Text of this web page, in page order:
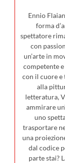
Ennio
forma
spettatore
con
un’arte in
competente
con il cuore e
alla
letteratura,
ammirare
uno
trasportare
una
dal codice
parte stai?